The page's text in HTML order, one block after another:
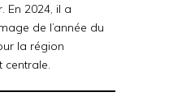
En 2024, il a
de l’année du
la région
centrale.